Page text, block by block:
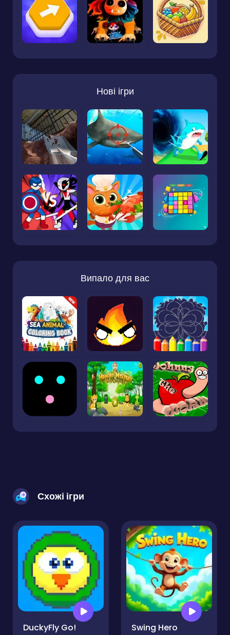
Нові ігри
Випало для вас
Схожі ігри
DuckyFly Go! Swing Hero